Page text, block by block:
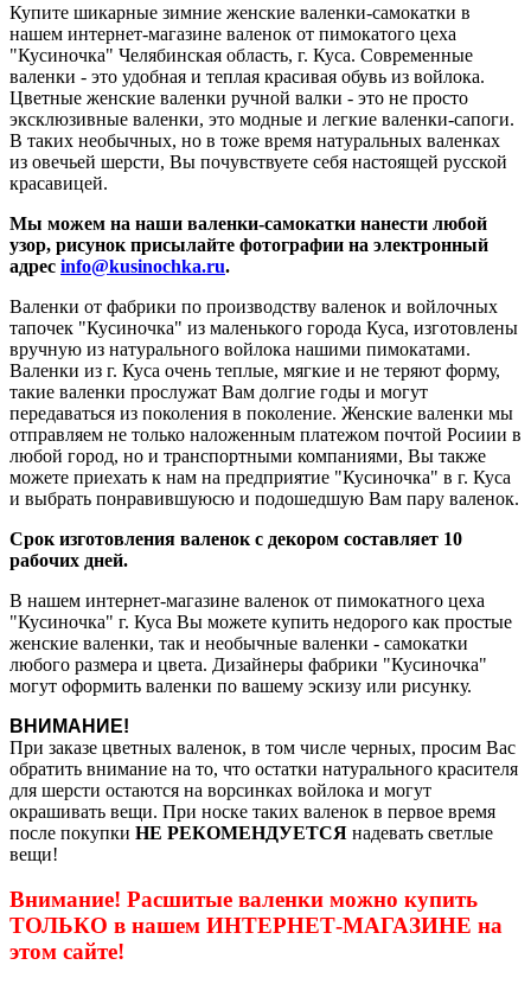
Купите шикарные зимние женские валенки-самокатки в
нашем интернет-магазине валенок от пимокатого цеха
"Кусиночка" Челябинская область, г. Куса. Современные
валенки - это удобная и теплая красивая обувь из войлока.
Цветные женские валенки ручной валки - это не просто
эксклюзивные валенки, это модные и легкие валенки-сапоги.
В таких необычных, но в тоже время натуральных валенках
из овечьей шерсти, Вы почувствуете себя настоящей русской
красавицей.
Мы можем на наши валенки-самокатки нанести любой
узор, рисунок присылайте фотографии на электронный
адрес info@kusinochka.ru.
Валенки от фабрики по производству валенок и войлочных
тапочек "Кусиночка" из маленького города Куса, изготовлены
вручную из натурального войлока нашими пимокатами.
Валенки из г. Куса очень теплые, мягкие и не теряют форму,
такие валенки прослужат Вам долгие годы и могут
передаваться из поколения в поколение. Женские валенки мы
отправляем не только наложенным платежом почтой Росиии в
любой город, но и транспортными компаниями, Вы также
можете приехать к нам на предприятие "Кусиночка" в г. Куса
и выбрать понравившуюсю и подошедшую Вам пару валенок.
Срок изготовления валенок с декором составляет 10
рабочих дней.
В нашем интернет-магазине валенок от пимокатного цеха
"Кусиночка" г. Куса Вы можете купить недорого как простые
женские валенки, так и необычные валенки - самокатки
любого размера и цвета. Дизайнеры фабрики "Кусиночка"
могут оформить валенки по вашему эскизу или рисунку.
ВНИМАНИЕ!
При заказе цветных валенок, в том числе черных, просим Вас
обратить внимание на то, что остатки натурального красителя
для шерсти остаются на ворсинках войлока и могут
окрашивать вещи. При носке таких валенок в первое время
после покупки НЕ РЕКОМЕНДУЕТСЯ надевать светлые
вещи!
Внимание! Расшитые валенки можно купить
ТОЛЬКО в нашем ИНТЕРНЕТ-МАГАЗИНЕ на
этом сайте!